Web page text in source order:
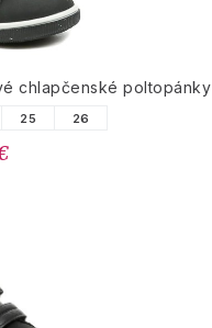
chlapčenské poltopánky
25 26